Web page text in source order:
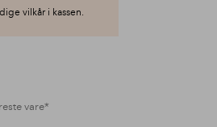
vilkår i kassen.
vare*